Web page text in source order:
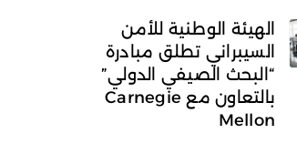
الهيئة الوطنية للأمن
السيبراني تطلق مبادرة
“البحث الصيفي الدولي”
بالتعاون مع Carnegie
Mellon